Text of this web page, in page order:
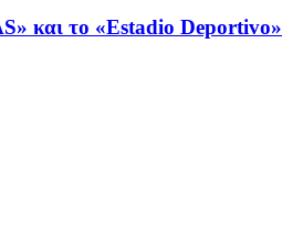
και το «Estadio Deportivo»